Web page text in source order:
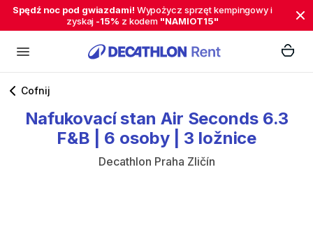
Spędź noc pod gwiazdami! Wypożycz sprzęt kempingowy i
zyskaj -15% z kodem "NAMIOT15"
Cofnij
Nafukovací stan Air Seconds 6.3
F&B
6 osoby 3 ložnice
Decathlon Praha Zličín